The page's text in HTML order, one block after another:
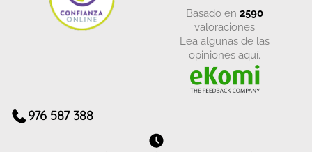
basado en 2590
valoraciones
Lea algunas de las
opiniones aquí.
976 587 388